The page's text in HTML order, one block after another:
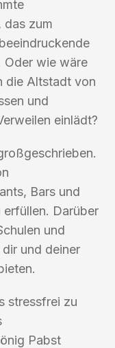
das zum
Oder wie wäre
die Altstadt von
und
einlädt?
Bars und
erfüllen. Darüber
und
und deiner
stressfrei zu
Pabst